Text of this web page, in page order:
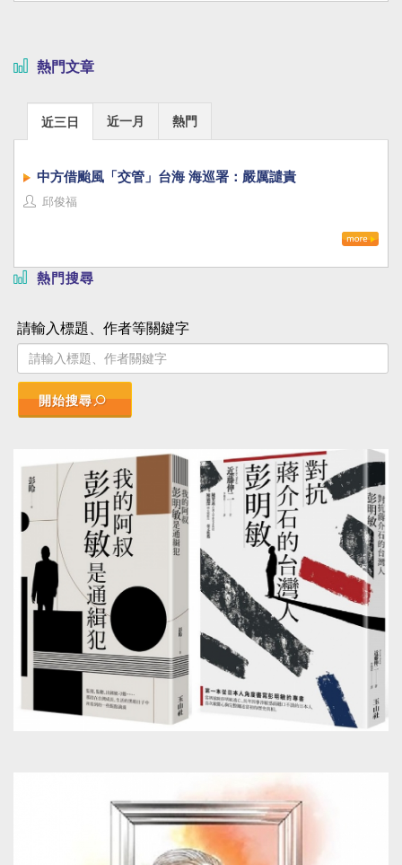
熱門文章
近三日 近一月 熱門
中方借颱風「交管」台海 海巡署：嚴厲譴責
邱俊福
熱門搜尋
請輸入標題、作者等關鍵字
開始搜尋